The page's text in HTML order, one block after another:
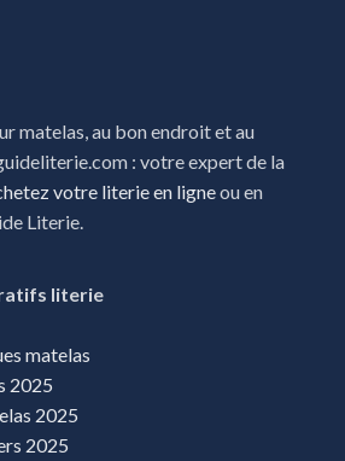
matelas, au bon endroit et au
: votre expert de la
votre literie en ligneou en
Literie.
literie
matelas
2025
2025
2025